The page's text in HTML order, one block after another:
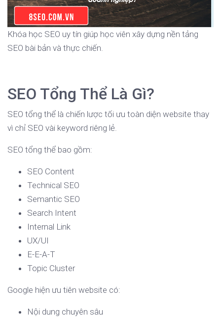
Khóa học SEO uy tín giúp học viên xây dựng nền tảng
SEO bài bản và thực chiến.
SEO Tổng Thể Là Gì?
SEO tổng thể là chiến lược tối ưu toàn diện website thay
vì chỉ SEO vài keyword riêng lẻ.
SEO tổng thể bao gồm:
SEO Content
Technical SEO
Semantic SEO
Search Intent
Internal Link
UX/UI
E-E-A-T
Topic Cluster
Google hiện ưu tiên website có:
Nội dung chuyên sâu